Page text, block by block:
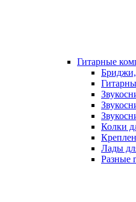
Гитарные
Колки
Лады
Разные